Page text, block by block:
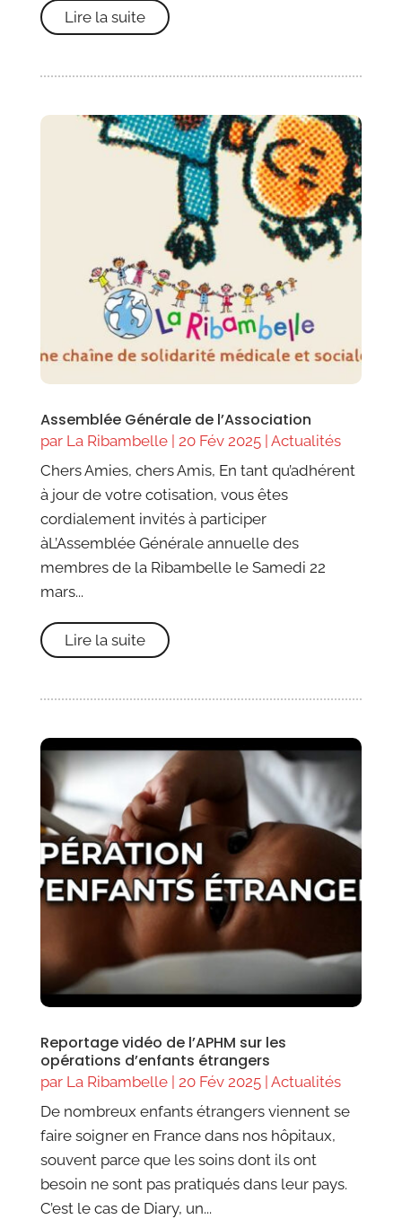
Lire la suite
Assemblée Générale de l’Association
par La Ribambelle| 20 Fév 2025| Actualités
Chers Amies, chers Amis, En tant qu’adhérent
à jour de votre cotisation, vous êtes
cordialement invités à participer
àL’Assemblée Générale annuelle des
membres de la Ribambelle le Samedi 22
mars...
Lire la suite
Reportage vidéo de l’APHM sur les
opérations d’enfants étrangers
par La Ribambelle| 20 Fév 2025| Actualités
De nombreux enfants étrangers viennent se
faire soigner en France dans nos hôpitaux,
souvent parce que les soins dont ils ont
besoin ne sont pas pratiqués dans leur pays.
C’est le cas de Diary, un...